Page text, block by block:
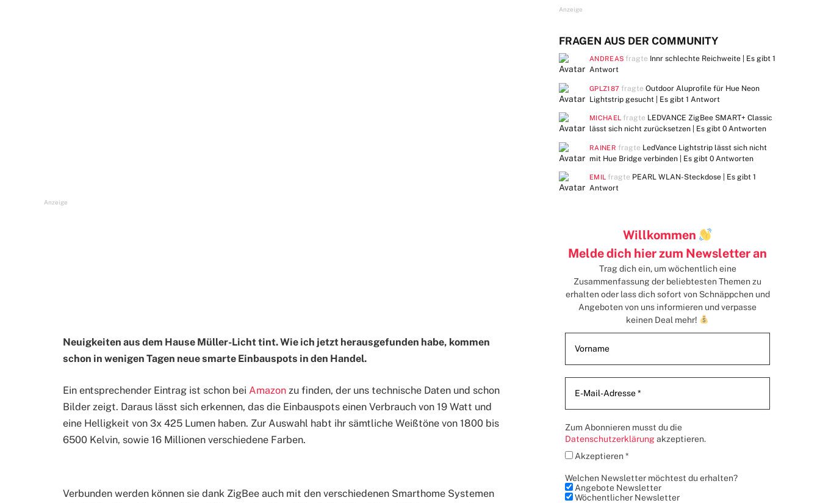
Anzeige
Neuigkeiten aus dem Hause Müller-Licht tint. Wie ich jetzt herausgefunden habe, kommen
schon in wenigen Tagen neue smarte Einbauspots in den Handel.
Ein entsprechender Eintrag ist schon bei Amazon zu finden, der uns technische Daten und schon
Bilder zeigt. Daraus lässt sich erkennen, das die Einbauspots einen Verbrauch von 19 Watt und
eine Helligkeit von 3x 425 Lumen haben. Zur Auswahl habt ihr sämtliche Weißtöne von 1800 bis
6500 Kelvin, sowie 16 Millionen verschiedene Farben.
Verbunden werden können sie dank ZigBee auch mit den verschiedenen Smarthome Systemen
Anzeige
FRAGEN AUS DER COMMUNITY
ANDREAS fragte Innr schlechte Reichweite | Es gibt1
Antwort
GPLZ187 fragteOutdoor Aluprofile für Hue Neon
Lightstrip gesucht | Es gibt 1 Antwort
MICHAEL fragte LEDVANCE ZigBee SMART+ Classic
lässt sich nicht zurücksetzen | Es gibt 0 Antworten
RAINER fragte LedVance Lightstrip lässt sich nicht
mit Hue Bridge verbinden | Es gibt 0 Antworten
EMIL fragte PEARL WLAN-Steckdose | Es gibt1
Antwort
Willkommen
Melde dich hier zum Newsletter an
Trag dich ein, um wöchentlich eine
Zusammenfassung der beliebtesten Themen zu
erhaltenoder lass dich sofort von Schnäppchen und
Angeboten von uns informieren und verpasse
keinen Deal mehr!
Zum Abonnieren musst du die
Datenschutzerklärung akzeptieren.
Akzeptieren *
Welchen Newsletter möchtest du erhalten?
Angebote Newsletter
Wöchentlicher Newsletter